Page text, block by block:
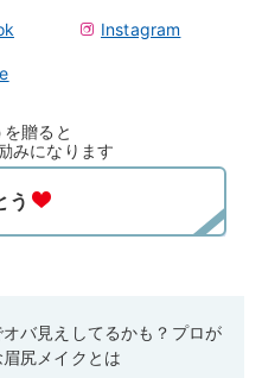
Instagram
贈ると
みになります
バ見えしてるかも？プロが
尻メイクとは